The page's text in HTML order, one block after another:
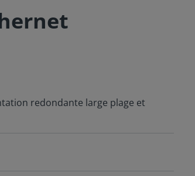
redondante large plage et